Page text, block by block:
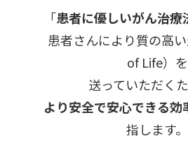
「患者に優しいがん治療
患者さんにより質の高
of Life）を
送っていただくた
より安全で安心できる効
指します。